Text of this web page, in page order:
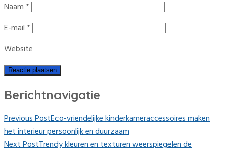
Naam*
E-mail*
Website
Berichtnavigatie
Previous PostEco-vriendelijke kinderkameraccessoires maken
het interieur persoonlijk en duurzaam
Next PostTrendy kleuren en texturen weerspiegelen de